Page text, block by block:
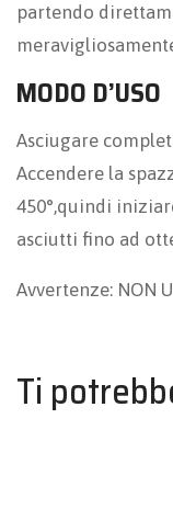
partendo
MODO D’USO
Asciugare
Accendere la
450°,quindi
asciutti fino ad
Avvertenze: NON
Ti